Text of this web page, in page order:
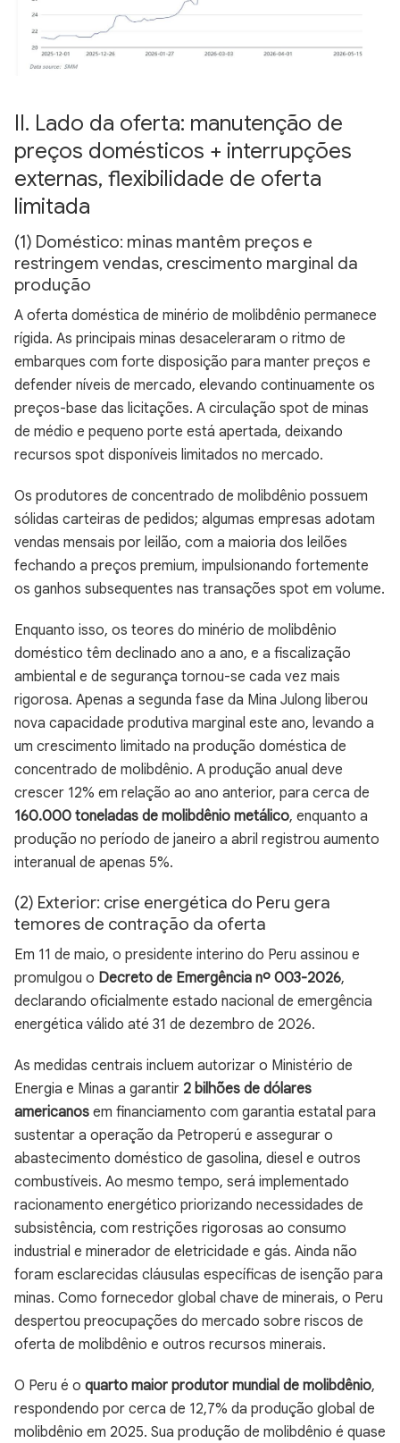
II. Lado da oferta: manutenção de
preços domésticos + interrupções
externas, flexibilidade de oferta
limitada
(1) Doméstico: minas mantêm preços e
restringem vendas, crescimento marginal da
produção
A oferta doméstica de minério de molibdênio permanece
rígida. As principais minas desaceleraram o ritmo de
embarques com forte disposição para manter preços e
defender níveis de mercado, elevando continuamente os
preços-base das licitações. A circulação spot de minas
de médio e pequeno porte está apertada, deixando
recursos spot disponíveis limitados no mercado.
Os produtores de concentrado de molibdênio possuem
sólidas carteiras de pedidos; algumas empresas adotam
vendas mensais por leilão, com a maioria dos leilões
fechando a preços premium, impulsionando fortemente
os ganhos subsequentes nas transações spot em volume.
Enquanto isso, os teores do minério de molibdênio
doméstico têm declinado ano a ano, e a fiscalização
ambiental e de segurança tornou-se cada vez mais
rigorosa. Apenas a segunda fase da Mina Julong liberou
nova capacidade produtiva marginal este ano, levando a
um crescimento limitado na produção doméstica de
concentrado de molibdênio. A produção anual deve
crescer 12% em relação ao ano anterior, para cerca de
160.000 toneladas de molibdênio metálico, enquanto a
produção no período de janeiro a abril registrou aumento
interanual de apenas 5%.
(2) Exterior: crise energética do Peru gera
temores de contração da oferta
Em 11 de maio, o presidente interino do Peru assinou e
promulgou o Decreto de Emergência nº 003-2026,
declarando oficialmente estado nacional de emergência
energética válido até 31 de dezembro de 2026.
As medidas centrais incluem autorizar o Ministério de
Energia e Minas a garantir 2 bilhões de dólares
americanos em financiamento com garantia estatal para
sustentar a operação da Petroperú e assegurar o
abastecimento doméstico de gasolina, diesel e outros
combustíveis. Ao mesmo tempo, será implementado
racionamento energético priorizando necessidades de
subsistência, com restrições rigorosas ao consumo
industrial e minerador de eletricidade e gás. Ainda não
foram esclarecidas cláusulas específicas de isenção para
minas. Como fornecedor global chave de minerais, o Peru
despertou preocupações do mercado sobre riscos de
oferta de molibdênio e outros recursos minerais.
O Peru é o quarto maior produtor mundial de molibdênio,
respondendo por cerca de 12,7% da produção global de
molibdênio em 2025. Sua produção de molibdênio é quase